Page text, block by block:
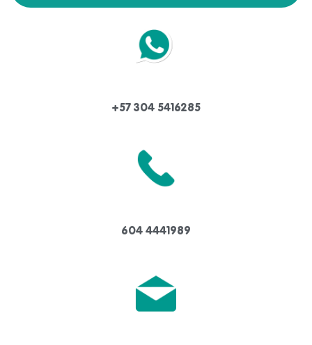
+57 304 5416285
604 4441989